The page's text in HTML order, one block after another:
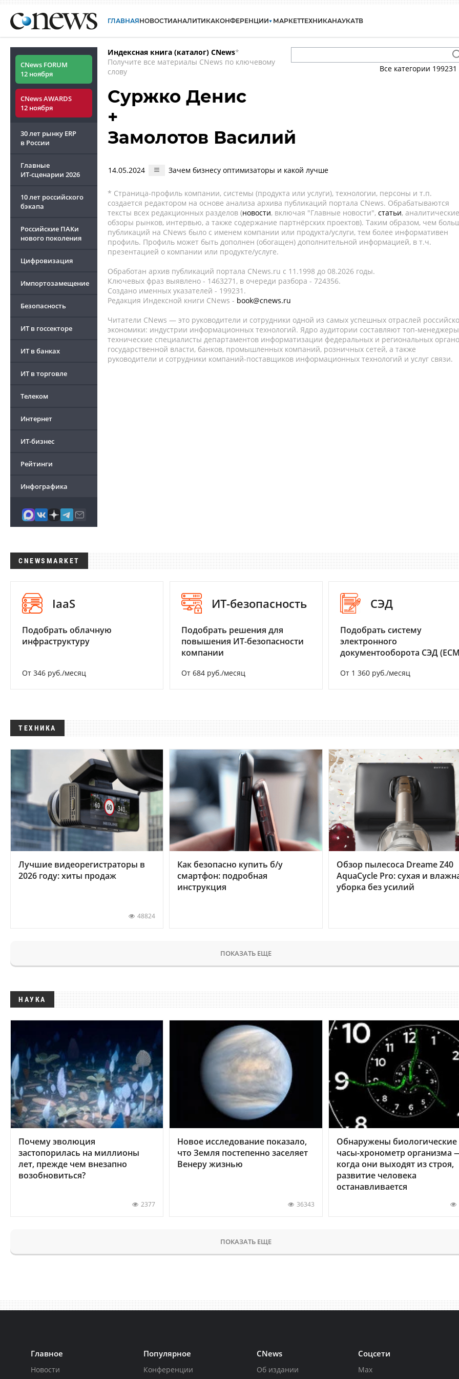
ГЛАВНАЯНОВОСТИАНАЛИТИКАКОНФЕРЕНЦИИ МАРКЕТТЕХНИКАНАУКАТВ
CNews FORUM
12 ноября
CNews AWARDS
12 ноября
30 лет рынку ERP
в России
Главные
ИТ-сценарии 2026
10 лет российского
бэкапа
Российские ПАКи
нового поколения
Цифровизация
Импортозамещение
Безопасность
ИТ в госсекторе
ИТ в банках
ИТ в торговле
Телеком
Интернет
ИТ-бизнес
Рейтинги
Инфографика
Индексная книга (каталог) CNews*
Получите все материалы CNews по ключевому
слову
Все категории 199231
Суржко Денис
+
Замолотов Василий
14.05.2024 Зачем бизнесу оптимизаторы и какой лучше
* Страница-профиль компании, системы (продукта или услуги), технологии, персоны и т.п.
создается редактором на основе анализа архива публикаций портала CNews. Обрабатываются
тексты всех редакционных разделов (новости, включая "Главные новости", статьи, аналитические
обзоры рынков, интервью, а также содержание партнёрских проектов). Таким образом, чем
публикаций на CNews было с именем компании или продукта/услуги, тем более информативен
профиль. Профиль может быть дополнен (обогащен) дополнительной информацией, в т.ч.
презентацией о компании или продукте/услуге.
Обработан архив публикаций портала CNews.ru c 11.1998 до 08.2026 годы.
Ключевых фраз выявлено - 1463271, в очереди разбора - 724356.
Создано именных указателей - 199231.
Редакция Индексной книги CNews - book@cnews.ru
Читатели CNews — это руководители и сотрудники одной из самых успешных отраслей
экономики: индустрии информационных технологий. Ядро аудитории составляют топ-
технические специалисты департаментов информатизации федеральных и региональных
государственной власти, банков, промышленных компаний, розничных сетей, а также
руководители и сотрудники компаний-поставщиков информационных технологий и услуг связи.
CNEWSMARKET
IaaS
Подобрать облачную
инфраструктуру
От 346 руб./месяц
ИТ-безопасность
Подобрать решения для
повышения ИТ-безопасности
компании
От 684 руб./месяц
СЭД
Подобрать систему
электронного
документооборота СЭД
От 1 360 руб./месяц
ТЕХНИКА
Лучшие видеорегистраторы в
2026 году: хиты продаж
48824
Как безопасно купить б/у
смартфон: подробная
инструкция
Обзор пылесоса Dreame Z40
AquaCycle Pro: сухая и
уборка без усилий
ПОКАЗАТЬ ЕЩЕ
НАУКА
Почему эволюция
застопорилась на миллионы
лет, прежде чем внезапно
возобновиться?
2377
Новое исследование показало,
что Земля постепенно заселяет
Венеру жизнью
36343
Обнаружены биологические
часы-хронометр организма
когда они выходят из строя,
развитие человека
останавливается
ПОКАЗАТЬ ЕЩЕ
Главное
Новости
Популярное
Конференции
CNews
Об издании
Соцсети
Max